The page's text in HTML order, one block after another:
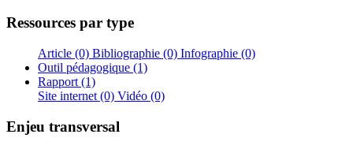
Ressources par type
Article (0) Bibliographie (0) Infographie (0)
Outil pédagogique (1)
Rapport (1)
Site internet (0) Vidéo (0)
Enjeu transversal